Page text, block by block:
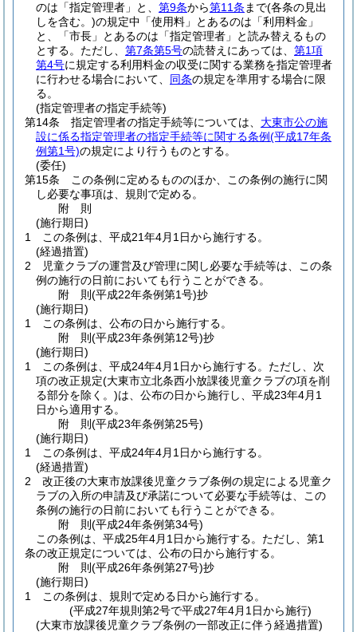
のは「指定管理者」と、 第9条から第11条 まで(各条の見出
しを含む。)の規定中「使用料」とあるのは「利用料金」
と、「市長」とあるのは「指定管理者」と読み替えるもの
とする。 ただし、 第7条第5号の読替えにあっては、 第1項
第4号に規定する利用料金の収受に関する業務を指定管理者
に行わせる場合において、 同条の規定を準用する場合に限
る。
(指定管理者の指定手続等)
第14条
指定管理者の指定手続等については、 大東市公の施
設に係る指定管理者の指定手続等に関する条例(平成17年条
例第1号)の規定により行うものとする。
(委任)
第15条
この条例に定めるもののほか、この条例の施行に関
し必要な事項は、規則で定める。
附 則
(施行期日)
1
この条例は、平成21年4月1日から施行する。
(経過措置)
2
児童クラブの運営及び管理に関し必要な手続等は、この条
例の施行の日前においても行うことができる。
附 則(平成22年条例第1号)抄
(施行期日)
1
この条例は、公布の日から施行する。
附 則(平成23年条例第12号)抄
(施行期日)
1
この条例は、平成24年4月1日から施行する。 ただし、次
項の改正規定(大東市立北条西小放課後児童クラブの項を削
る部分を除く。)は、公布の日から施行し、平成23年4月1
日から適用する。
附 則(平成23年条例第25号)
(施行期日)
1
この条例は、平成24年4月1日から施行する。
(経過措置)
2
改正後の大東市放課後児童クラブ条例の規定による児童ク
ラブの入所の申請及び承諾について必要な手続等は、この
条例の施行の日前においても行うことができる。
附 則(平成24年条例第34号)
この条例は、平成25年4月1日から施行する。 ただし、第1
条の改正規定については、公布の日から施行する。
附 則(平成26年条例第27号)抄
(施行期日)
1
この条例は、規則で定める日から施行する。
(平成27年規則第2号で平成27年4月1日から施行)
(大東市放課後児童クラブ条例の一部改正に伴う経過措置)